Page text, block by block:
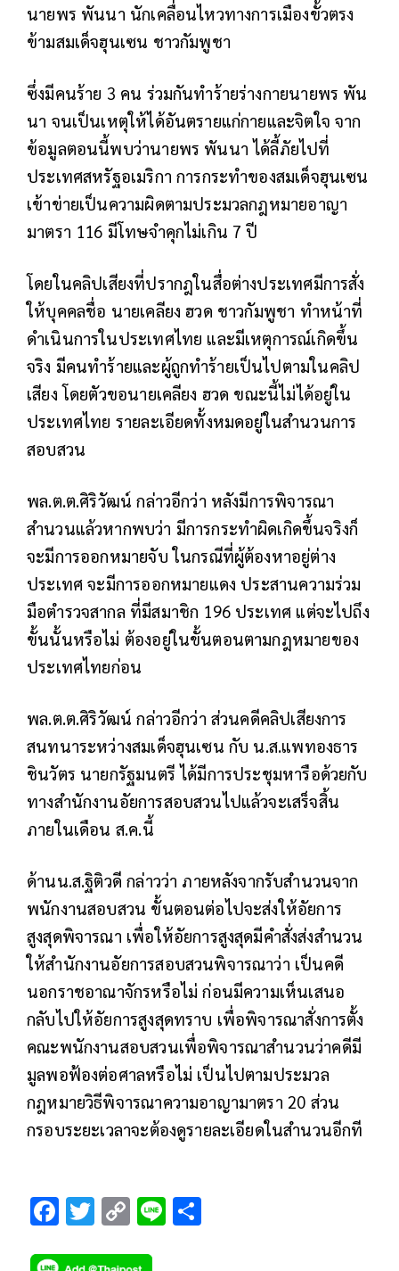
นายพร พันนา นักเคลื่อนไหวทางการเมืองขั้วตรง
ข้ามสมเด็จฮุนเซน ชาวกัมพูชา
ซึ่งมีคนร้าย 3 คน ร่วมกันทำร้ายร่างกายนายพร พัน
นา จนเป็นเหตุให้ได้อันตรายแก่กายและจิตใจ จาก
ข้อมูลตอนนี้พบว่านายพร พันนา ได้ลี้ภัยไปที่
ประเทศสหรัฐอเมริกา การกระทำของสมเด็จฮุนเซน
เข้าข่ายเป็นความผิดตามประมวลกฎหมายอาญา
มาตรา 116 มีโทษจำคุกไม่เกิน 7 ปี
โดยในคลิปเสียงที่ปรากฎในสื่อต่างประเทศมีการสั่ง
ให้บุคคลชื่อ นายเคลียง ฮวด ชาวกัมพูชา ทำหน้าที่
ดำเนินการในประเทศไทย และมีเหตุการณ์เกิดขึ้น
จริง มีคนทำร้ายและผู้ถูกทำร้ายเป็นไปตามในคลิป
เสียง โดยตัวขอนายเคลียง ฮวด ขณะนี้ไม่ได้อยู่ใน
ประเทศไทย รายละเอียดทั้งหมดอยู่ในสำนวนการ
สอบสวน
พล.ต.ต.ศิริวัฒน์ กล่าวอีกว่า หลังมีการพิจารณา
สำนวนแล้วหากพบว่า มีการกระทำผิดเกิดขึ้นจริงก็
จะมีการออกหมายจับ ในกรณีที่ผู้ต้องหาอยู่ต่าง
ประเทศ จะมีการออกหมายแดง ประสานความร่วม
มือตำรวจสากล ที่มีสมาชิก 196 ประเทศ แต่จะไปถึง
ขั้นนั้นหรือไม่ ต้องอยู่ในขั้นตอนตามกฎหมายของ
ประเทศไทยก่อน
พล.ต.ต.ศิริวัฒน์ กล่าวอีกว่า ส่วนคดีคลิปเสียงการ
สนทนาระหว่างสมเด็จฮุนเซน กับ น.ส.แพทองธาร
ชินวัตร นายกรัฐมนตรี ได้มีการประชุมหารือด้วยกับ
ทางสำนักงานอัยการสอบสวนไปแล้วจะเสร็จสิ้น
ภายในเดือน ส.ค.นี้
ด้านน.ส.ฐิติวดี กล่าวว่า ภายหลังจากรับสำนวนจาก
พนักงานสอบสวน ขั้นตอนต่อไปจะส่งให้อัยการ
สูงสุดพิจารณา เพื่อให้อัยการสูงสุดมีคำสั่งส่งสำนวน
ให้สำนักงานอัยการสอบสวนพิจารณาว่า เป็นคดี
นอกราชอาณาจักรหรือไม่ ก่อนมีความเห็นเสนอ
กลับไปให้อัยการสูงสุดทราบ เพื่อพิจารณาสั่งการตั้ง
คณะพนักงานสอบสวนเพื่อพิจารณาสำนวนว่าคดีมี
มูลพอฟ้องต่อศาลหรือไม่ เป็นไปตามประมวล
กฎหมายวิธีพิจารณาความอาญามาตรา 20 ส่วน
กรอบระยะเวลาจะต้องดูรายละเอียดในสำนวนอีกที
F T C Li